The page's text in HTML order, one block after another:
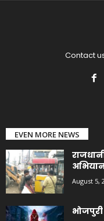
Contact
EVEN MORE NEWS
August 5,
भोजपुरी